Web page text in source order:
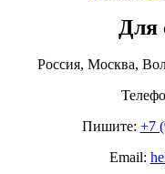
Для
Россия, Москва,
Пишите: +7
Email: